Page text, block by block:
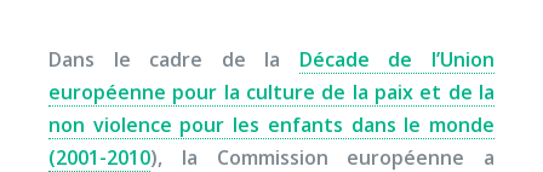
Dans le cadre de la Décade de l’Union
européenne pour la culture de la paix et de la
non violence pour les enfants dans le monde
(2001-2010), la Commission européenne a